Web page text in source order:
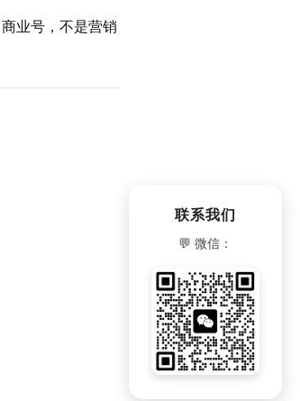
联系我们
💬 微信：
业号，不是营销